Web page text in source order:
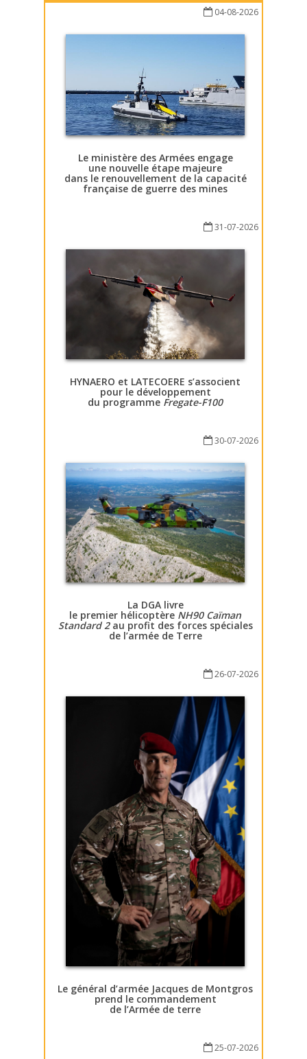
04-08-2026
Le ministère des Armées engage
une nouvelle étape majeure
dans le renouvellement de la capacité
française de guerre des mines
31-07-2026
HYNAERO et LATECOERE s’associent
pour le développement
du programme Fregate-F100
30-07-2026
La DGA livre
le premier hélicoptère NH90 Caïman
Standard 2au profit des forces spéciales
de l’armée de Terre
26-07-2026
Le général d’armée Jacques de Montgros
prend le commandement
de l’Armée de terre
25-07-2026